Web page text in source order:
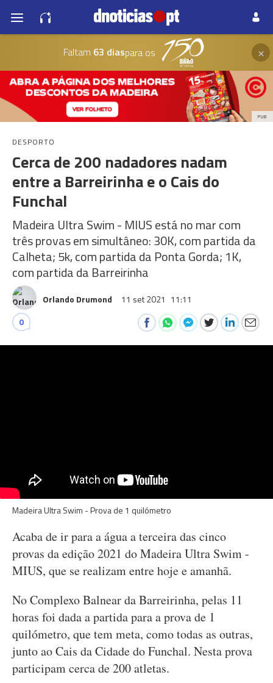
Faltam 63 diaspara os ×
PUB
DESPORTO
Cerca de 200 nadadores nadam
entre a Barreirinha e o Cais do
Funchal
Madeira Ultra Swim - MIUS está no mar com
três provas em simultâneo: 30K, com partida da
Calheta; 5k, com partida da Ponta Gorda; 1K,
com partida da Barreirinha
Orlando Drumond 11 set 2021 11:11
0
Madeira Ultra Swim - Prova de 1 quilómetro
Acaba de ir para a água a terceira das cinco
provas da edição 2021 do Madeira Ultra Swim -
MIUS, que se realizam entre hoje e amanhã.
No Complexo Balnear da Barreirinha, pelas 11
horas foi dada a partida para a prova de 1
quilómetro, que tem meta, como todas as outras,
junto ao Cais da Cidade do Funchal. Nesta prova
participam cerca de 200 atletas.